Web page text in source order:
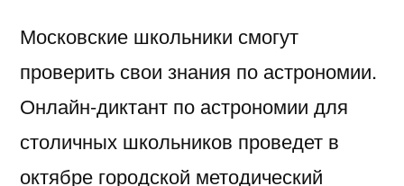
Московские школьники смогут
проверить свои знания по астрономии.
Онлайн-диктант по астрономии для
столичных школьников проведет в
октябре городской методический